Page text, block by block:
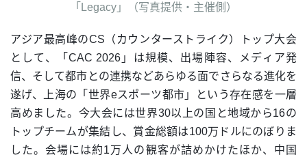
「Legacy」（写真提供・主催側）
アジア最高峰のCS（カウンターストライク）トップ大会
として、「CAC 2026」は規模、出場陣容、メディア発
信、そして都市との連携などあらゆる面でさらなる進化を
遂げ、上海の「世界eスポーツ都市」という存在感を一層
高めました。今大会には世界30以上の国と地域から16の
トップチームが集結し、賞金総額は100万ドルにのぼりま
した。会場には約1万人の観客が詰めかけたほか、中国